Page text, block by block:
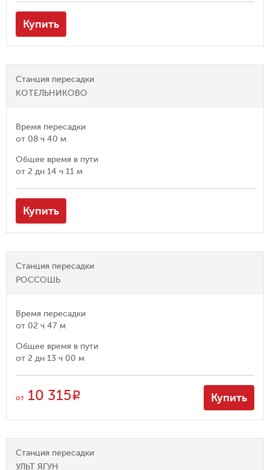
Купить
Станция пересадки
КОТЕЛЬНИКОВО
Время пересадки
от 08 ч 40 м
Общее время в пути
от 2 дн 14 ч 11 м
Купить
Станция пересадки
РОССОШЬ
Время пересадки
от 02 ч 47 м
Общее время в пути
от 2 дн 13 ч 00 м
от 10 315R Купить
Станция пересадки
УЛЬТ ЯГУН